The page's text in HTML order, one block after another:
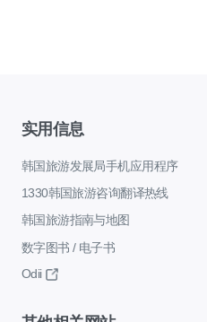
实用信息
韩国旅游发展局手机应用程序
1330韩国旅游咨询翻译热线
韩国旅游指南与地图
数字图书 / 电子书
Odii